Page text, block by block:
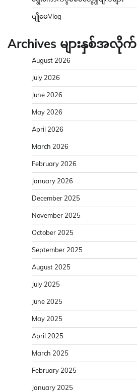
ပျိုမေVlog
Archives များနှစ်အလိုက်
August 2026
July 2026
June 2026
May 2026
April 2026
March 2026
February 2026
January 2026
December 2025
November 2025
October 2025
September 2025
August 2025
July 2025
June 2025
May 2025
April 2025
March 2025
February 2025
January 2025